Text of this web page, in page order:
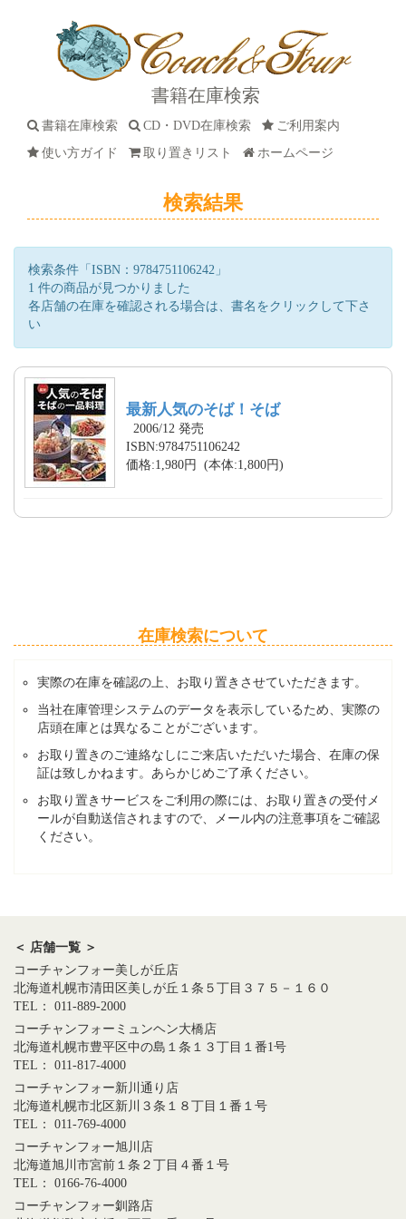
書籍在庫検索
書籍在庫検索 CD・DVD在庫検索
ご利用案内
使い方ガイド
取り置きリスト ホームページ
検索結果
検索条件「ISBN：9784751106242」
1 件の商品が見つかりました
各店舗の在庫を確認される場合は、書名をクリックして下さ
い
最新人気のそば！そば
2006/12 発売
ISBN:9784751106242
価格:1,980円 (本体:1,800円)
在庫検索について
実際の在庫を確認の上、お取り置きさせていただきます。
当社在庫管理システムのデータを表示しているため、実際の
店頭在庫とは異なることがございます。
お取り置きのご連絡なしにご来店いただいた場合、在庫の保
証は致しかねます。あらかじめご了承ください。
お取り置きサービスをご利用の際には、お取り置きの受付メ
ールが自動送信されますので、メール内の注意事項をご確認
ください。
＜ 店舗一覧 ＞
コーチャンフォー美しが丘店
北海道札幌市清田区美しが丘１条５丁目３７５－１６０
TEL： 011-889-2000
コーチャンフォーミュンヘン大橋店
北海道札幌市豊平区中の島１条１３丁目１番1号
TEL： 011-817-4000
コーチャンフォー新川通り店
北海道札幌市北区新川３条１８丁目１番１号
TEL： 011-769-4000
コーチャンフォー旭川店
北海道旭川市宮前１条２丁目４番１号
TEL： 0166-76-4000
コーチャンフォー釧路店